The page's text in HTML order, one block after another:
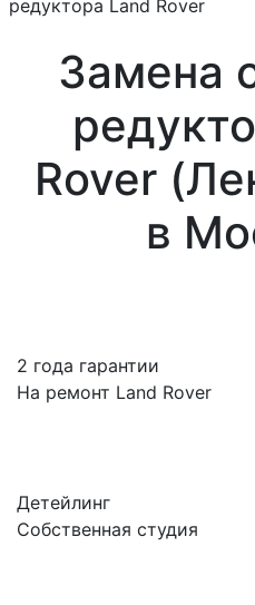
редуктора Land Rover
Замена
Rover
в
2 года гарантии
На ремонт Land Rover
Детейлинг
Собственная студия